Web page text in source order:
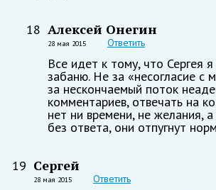
18 Алексей Онегин
28 мая 2015 Ответить
Все идет к тому, что Сергея
забаню. Не за «несогласие с
за нескончаемый поток
комментариев, отвечать на
нет ни времени, не желания,
без ответа, они отпугнут
19 Сергей
28 мая 2015 Ответить